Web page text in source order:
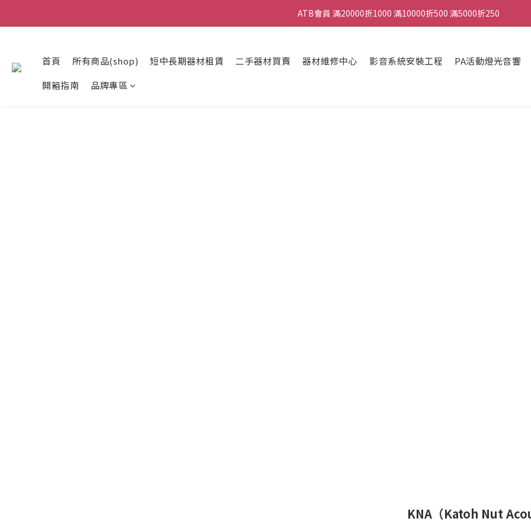
ATB會員 滿20000折1000 滿10000折500 滿5000折250
ATB會員 滿20000折1000 滿10000折500 滿5000折250
單顆效果器最低44折
首頁 所有商品(shop) 短中長期器材租賃 二手器材買賣 器材維修中心 影音系統安裝工程 PA活動燈光音響
開箱指南
品牌專區
KNA（Katoh Nut